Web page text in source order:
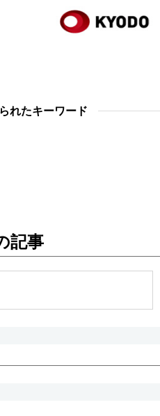
れたキーワード
記事